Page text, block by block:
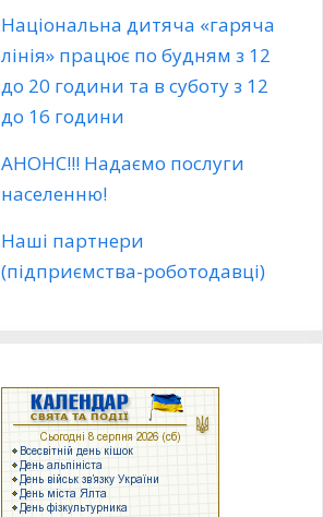
Національна дитяча «гаряча
лінія» працює по будням з 12
до 20 години та в суботу з 12
до 16 години
АНОНС!!! Надаємо послуги
населенню!
Наші партнери
(підприємства-роботодавці)